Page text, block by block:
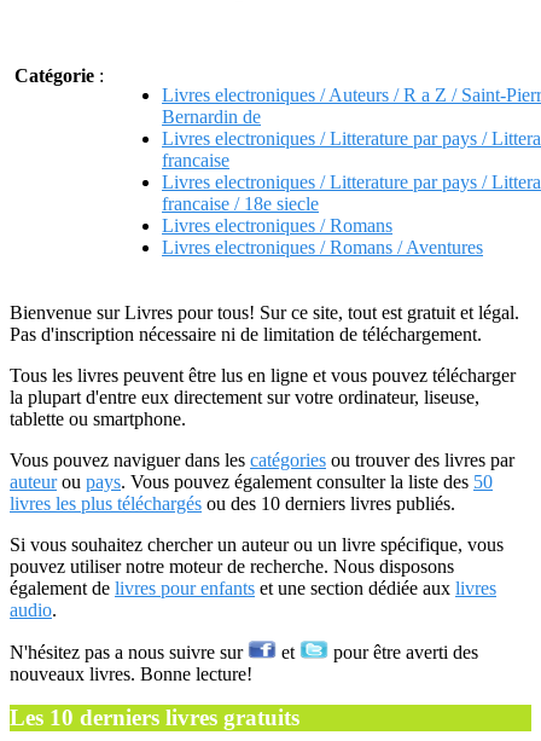
Catégorie :
Livres electroniques / Auteurs / R a Z / Saint-
Bernardin de
Livres electroniques / Litterature par pays /
francaise
Livres electroniques / Litterature par pays /
francaise / 18e siecle
Livres electroniques / Romans
Livres electroniques / Romans / Aventures
Bienvenue sur Livres pour tous! Sur ce site, tout est gratuit et légal.
Pas d'inscription nécessaire ni de limitation de téléchargement.
Tous les livres peuvent être lus en ligne et vous pouvez télécharger
la plupart d'entre eux directement sur votre ordinateur, liseuse,
tablette ou smartphone.
Vous pouvez naviguer dans les catégories ou trouver des livres par
auteurou pays. Vous pouvez également consulter la liste des 50
livres les plus téléchargés ou des 10 derniers livres publiés.
Si vous souhaitez chercher un auteur ou un livre spécifique, vous
pouvez utiliser notre moteur de recherche. Nous disposons
également de livres pour enfants et une section dédiée aux livres
audio.
N'hésitez pas a nous suivre sur et
pour être averti des
nouveaux livres. Bonne lecture!
Les 10 derniers livres gratuits